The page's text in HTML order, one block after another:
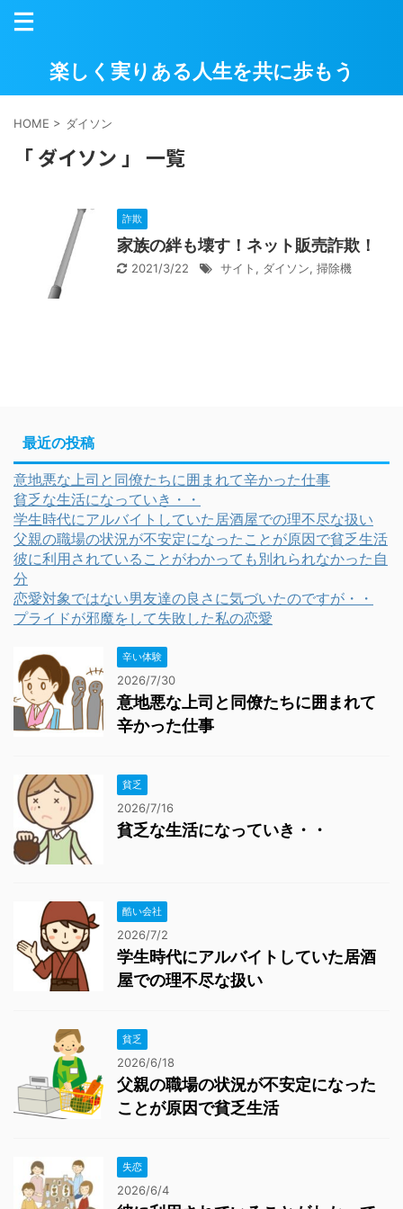
楽しく実りある人生を共に歩もう
HOME > ダイソン
「 ダイソン 」 一覧
詐欺
家族の絆も壊す！ネット販売詐欺！
2021/3/22 サイト , ダイソン, 掃除機
最近の投稿
意地悪な上司と同僚たちに囲まれて辛かった仕事
貧乏な生活になっていき・・
学生時代にアルバイトしていた居酒屋での理不尽な扱い
父親の職場の状況が不安定になったことが原因で貧乏生活
彼に利用されていることがわかっても別れられなかった自
分
恋愛対象ではない男友達の良さに気づいたのですが・・
プライドが邪魔をして失敗した私の恋愛
辛い体験
2026/7/30
意地悪な上司と同僚たちに囲まれて
辛かった仕事
貧乏
2026/7/16
貧乏な生活になっていき・・
酷い会社
2026/7/2
学生時代にアルバイトしていた居酒
屋での理不尽な扱い
貧乏
2026/6/18
父親の職場の状況が不安定になった
ことが原因で貧乏生活
失恋
2026/6/4